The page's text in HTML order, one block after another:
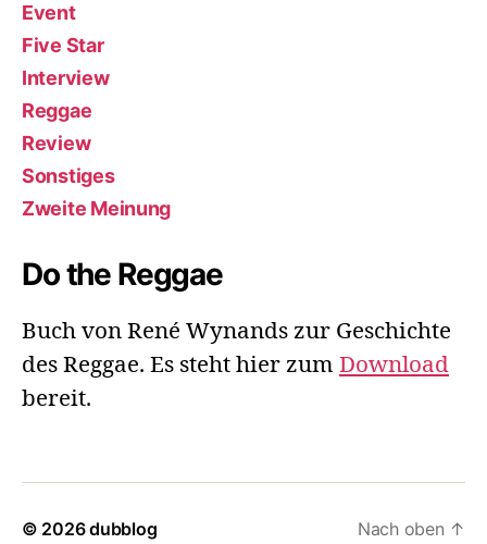
Event
Five Star
Interview
Reggae
Review
Sonstiges
Zweite Meinung
Do the Reggae
Buch von René Wynands zur Geschichte
des Reggae. Es steht hier zum Download
bereit.
© 2026dubblog Nach oben ↑